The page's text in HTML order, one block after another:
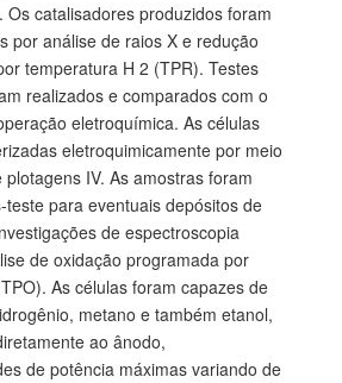
Os catalisadores produzidos foram
por análise de raios X e redução
temperatura H 2 (TPR). Testes
realizados e comparados com o
eletroquímica. As células
eletroquimicamente por meio
IV. As amostras foram
teste para eventuais depósitos de
de espectroscopia
de oxidação programada por
As células foram capazes de
metano e também etanol,
ao ânodo,
de potência máximas variando de